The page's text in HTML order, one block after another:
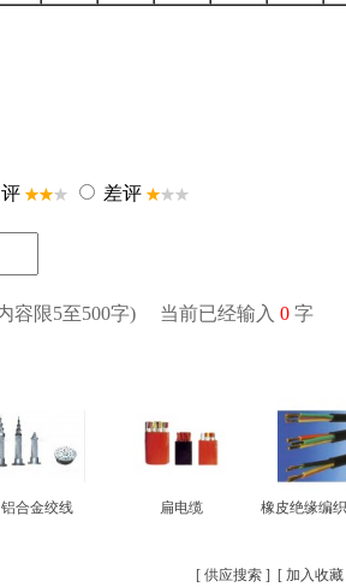
铝合金绞线 扁电缆 橡皮绝缘编
[ 供应搜索 ] [ 加入收藏